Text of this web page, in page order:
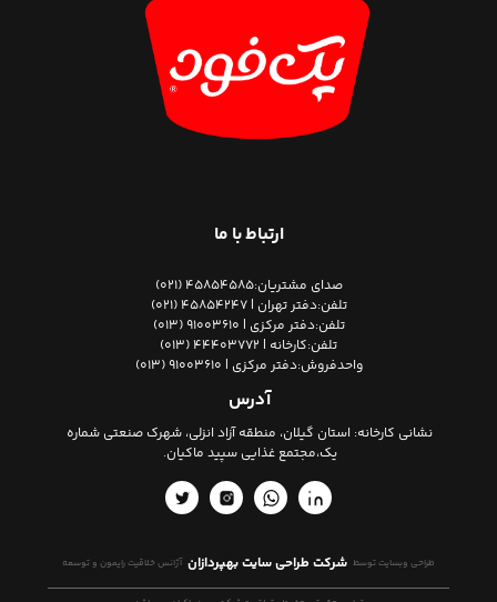
ارتباط با ما
صدای مشتریان:45854585 (021)
تلفن:دفتر تهران | 45854247 (021)
تلفن:دفتر مرکزی | 91003610 (013)
تلفن:کارخانه | 44403772 (013)
واحدفروش:دفتر مرکزی | 91003610 (013)
آدرس
نشانی کارخانه: استان گیلان، منطقه آزاد انزلی، شهرک صنعتی شماره
یک،مجتمع غذایی سپید ماکیان.
طراحی وبسایت توسط شرکت طراحی سایت بهپردازان آژانس خلاقیت رایمون و توسعه